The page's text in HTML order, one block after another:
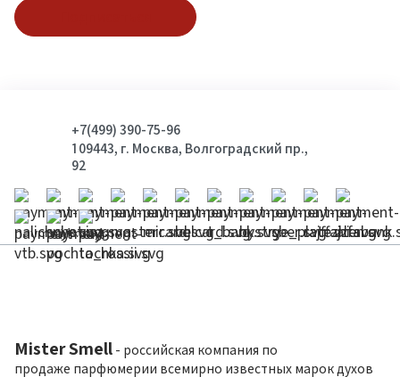
+7(499) 390-75-96
109443, г. Москва, Волгоградский пр.,
92
Mister Smell - российская компания по
продаже парфюмерии всемирно известных марок духов